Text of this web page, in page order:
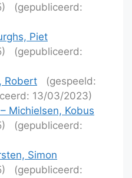
(gepubliceerd:
Piet
(gepubliceerd:
Robert
(gespeeld:
13/03/2023)
Michielsen, Kobus
(gepubliceerd:
Simon
(gepubliceerd: